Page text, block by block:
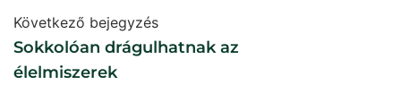
Következő bejegyzés
Sokkolóan drágulhatnak az
élelmiszerek